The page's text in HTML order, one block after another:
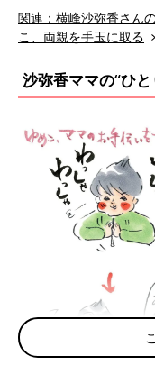
関連：横峰沙弥香さん
こ、両親を手玉に取る
沙弥香ママの“ひ